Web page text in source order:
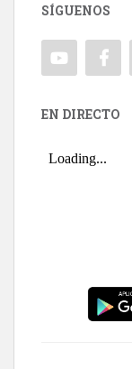
SÍGUENOS
EN DIRECTO